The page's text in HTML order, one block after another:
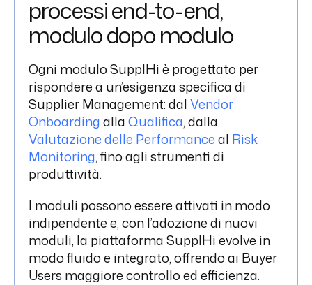
di Supplier
Management
Progettata per adattarsi alle esigenze di ogni
organizzazione, SupplHi copre l’intero ciclo di Supplier
Management, consentendo a ciascun Cliente di scegliere i
moduli più rilevanti per il proprio business e di scalare nel
tempo in modo graduale.
RICHIEDI UNA DEMO
processi end-to-end,
modulo dopo modulo
Ogni modulo SupplHi è progettato per
rispondere a un’esigenza specifica di
Supplier Management: dalVendor
OnboardingallaQualifica, dalla
Valutazione delle Performanceal Risk
Monitoring, fino agli strumenti di
produttività.
I moduli possono essere attivati in modo
indipendente e, con l’adozione di nuovi
moduli, la piattaforma SupplHi evolve in
modo fluido e integrato, offrendo ai Buyer
Users maggiore controllo ed efficienza.